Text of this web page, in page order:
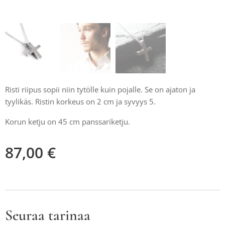
Risti riipus sopii niin tytölle kuin pojalle. Se on ajaton ja
tyylikäs. Ristin korkeus on 2 cm ja syvyys 5.
Korun ketju on 45 cm panssariketju.
87,00 €
Seuraa tarinaa